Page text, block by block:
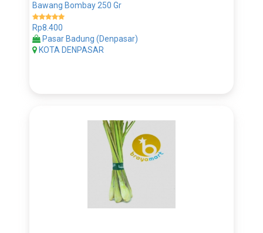
Bawang Bombay 250 Gr
Rp8.400
Pasar Badung (Denpasar)
KOTA DENPASAR